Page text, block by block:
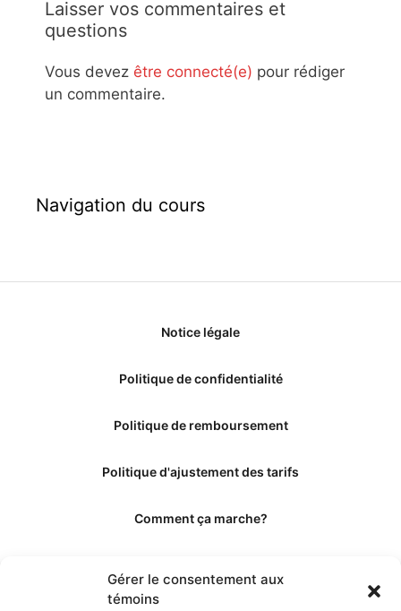
Gérer le consentement aux
témoins
Laisser vos commentaires et
questions
Vous devez être connecté(e) pour rédiger
un commentaire.
Navigation du cours
Notice légale
Politique de confidentialité
Politique de remboursement
Politique d'ajustement des tarifs
Comment ça marche?